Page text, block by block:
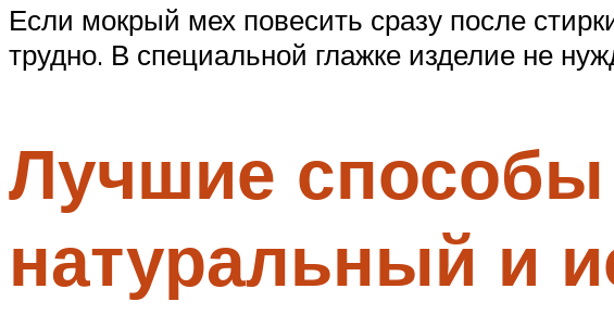
Если мокрый мех повесить сразу после
трудно. В специальной глажке изделие не
Лучшие способы
натуральный и